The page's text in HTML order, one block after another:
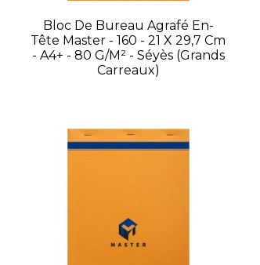
Bloc De Bureau Agrafé En-
Tête Master - 160 - 21 X 29,7 Cm
- A4+ - 80 G/m² - Séyès (grands
Carreaux)